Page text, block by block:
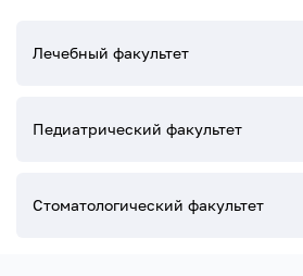
Лечебный факультет
Педиатрический факультет
Стоматологический факультет